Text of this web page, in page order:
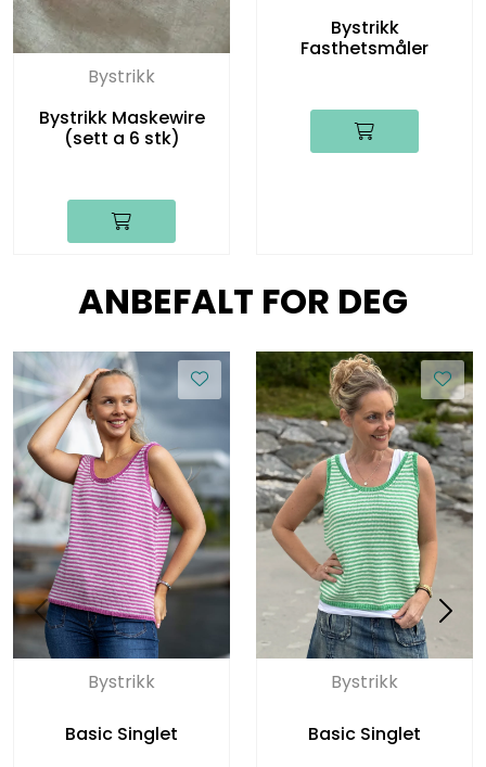
Bystrikk
Bystrikk Maskewire
(sett a 6 stk)
Bystrikk
Fasthetsmåler
ANBEFALT FOR DEG
Bystrikk
Basic Singlet
Bystrikk
Basic Singlet